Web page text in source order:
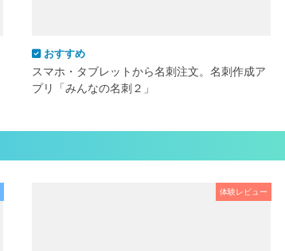
おすすめ
スマホ・タブレットから名刺注文。名刺作成ア
プリ「みんなの名刺２」
体験レビュー